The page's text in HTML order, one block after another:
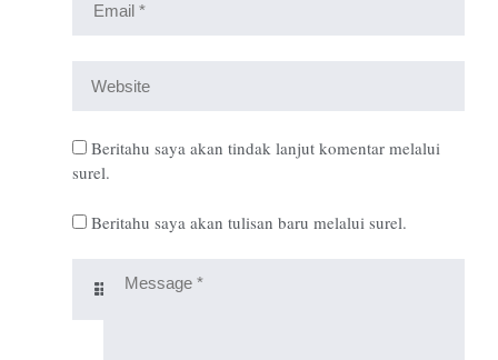
Beritahu saya akan tindak lanjut komentar melalui
surel.
Beritahu saya akan tulisan baru melalui surel.